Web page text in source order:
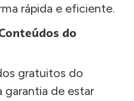
rápida e eficiente.
do
gratuitos do
garantia de estar